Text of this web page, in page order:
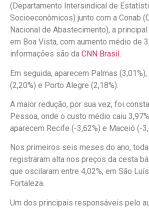
(Departamento Intersindical de
Socioeconômicos) junto com a Conab
Nacional de Abastecimento), a
em Boa Vista, com aumento médio de
informações são da CNN Brasil.
Em seguida, aparecem Palmas (3,01%),
(2,20%) e Porto Alegre (2,18%).
A maior redução, por sua vez, foi
Pessoa, onde o custo médio caiu
aparecem Recife (-3,62%) e Maceió (-
Nos primeiros seis meses do ano,
registraram alta nos preços da cesta
que oscilaram entre 4,02%, em São
Fortaleza.
Um dos principais responsáveis pelo